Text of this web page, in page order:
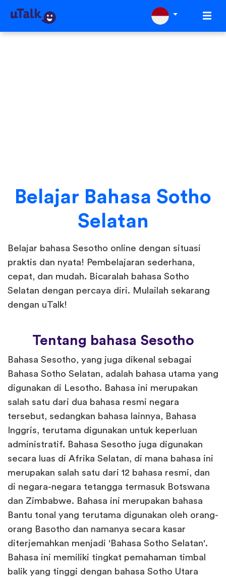
Belajar Bahasa Sotho
Selatan
Belajar bahasa Sesotho online dengan situasi
praktis dan nyata! Pembelajaran sederhana,
cepat, dan mudah. ​​Bicaralah bahasa Sotho
Selatan dengan percaya diri. Mulailah sekarang
dengan uTalk!
Tentang bahasa Sesotho
Bahasa Sesotho, yang juga dikenal sebagai
Bahasa Sotho Selatan, adalah bahasa utama yang
digunakan di Lesotho. Bahasa ini merupakan
salah satu dari dua bahasa resmi negara
tersebut, sedangkan bahasa lainnya, Bahasa
Inggris, terutama digunakan untuk keperluan
administratif. Bahasa Sesotho juga digunakan
secara luas di Afrika Selatan, di mana bahasa ini
merupakan salah satu dari 12 bahasa resmi, dan
di negara-negara tetangga termasuk Botswana
dan Zimbabwe. Bahasa ini merupakan bahasa
Bantu tonal yang terutama digunakan oleh orang-
orang Basotho dan namanya secara kasar
diterjemahkan menjadi 'Bahasa Sotho Selatan'.
Bahasa ini memiliki tingkat pemahaman timbal
balik yang tinggi dengan bahasa Sotho Utara